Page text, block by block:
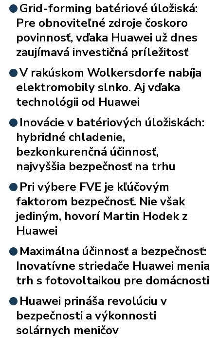
Grid-forming batériové úložiská:
Pre obnoviteľné zdroje čoskoro
povinnosť, vďaka Huawei už dnes
zaujímavá investičná príležitosť
V rakúskom Wolkersdorfe nabíja
elektromobily slnko. Aj vďaka
technológii od Huawei
Inovácie v batériových úložiskách:
hybridné chladenie,
bezkonkurenčná účinnosť,
najvyššia bezpečnosť na trhu
Pri výbere FVE je kľúčovým
faktorom bezpečnosť. Nie však
jediným, hovorí Martin Hodek z
Huawei
Maximálna účinnosť a bezpečnosť:
Inovatívne striedače Huawei menia
trh s fotovoltaikou pre domácnosti
Huawei prináša revolúciu v
bezpečnosti a výkonnosti
solárnych meničov